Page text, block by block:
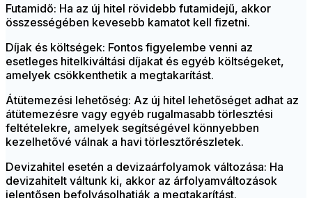
Futamidő: Ha az új hitel rövidebb futamidejű, akkor
összességében kevesebb kamatot kell fizetni.
Díjak és költségek: Fontos figyelembe venni az
esetleges hitelkiváltási díjakat és egyéb költségeket,
amelyek csökkenthetik a megtakarítást.
Átütemezési lehetőség: Az új hitel lehetőséget adhat az
átütemezésre vagy egyéb rugalmasabb törlesztési
feltételekre, amelyek segítségével könnyebben
kezelhetővé válnak a havi törlesztőrészletek.
Devizahitel esetén a devizaárfolyamok változása: Ha
devizahitelt váltunk ki, akkor az árfolyamváltozások
jelentősen befolyásolhatják a megtakarítást.